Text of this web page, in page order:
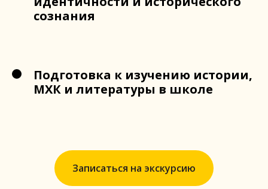
сознания
Подготовка к изучению истории,
МХК и литературы в школе
Записаться на экскурсию